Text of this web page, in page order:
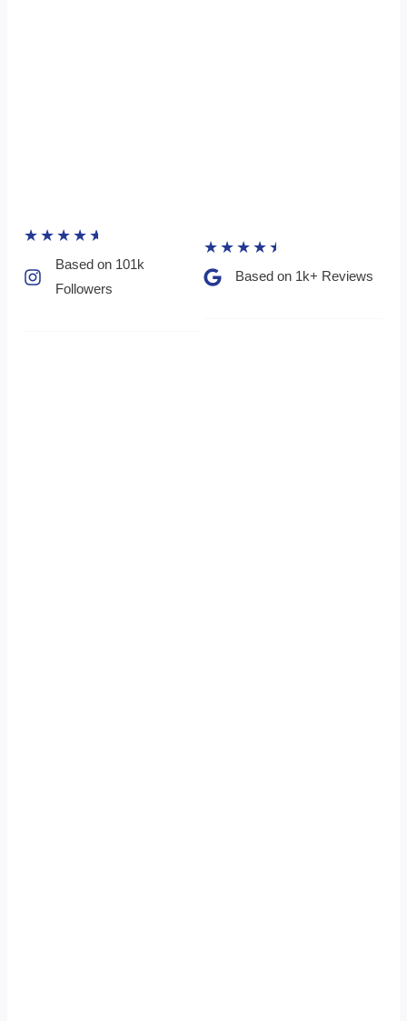
★ ★ ★ ★ ★
Based on 101k
Followers​
★ ★ ★ ★ ★
Based on 1k+ Reviews​